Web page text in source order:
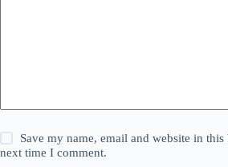
Save my name, email and website in
next time I comment.